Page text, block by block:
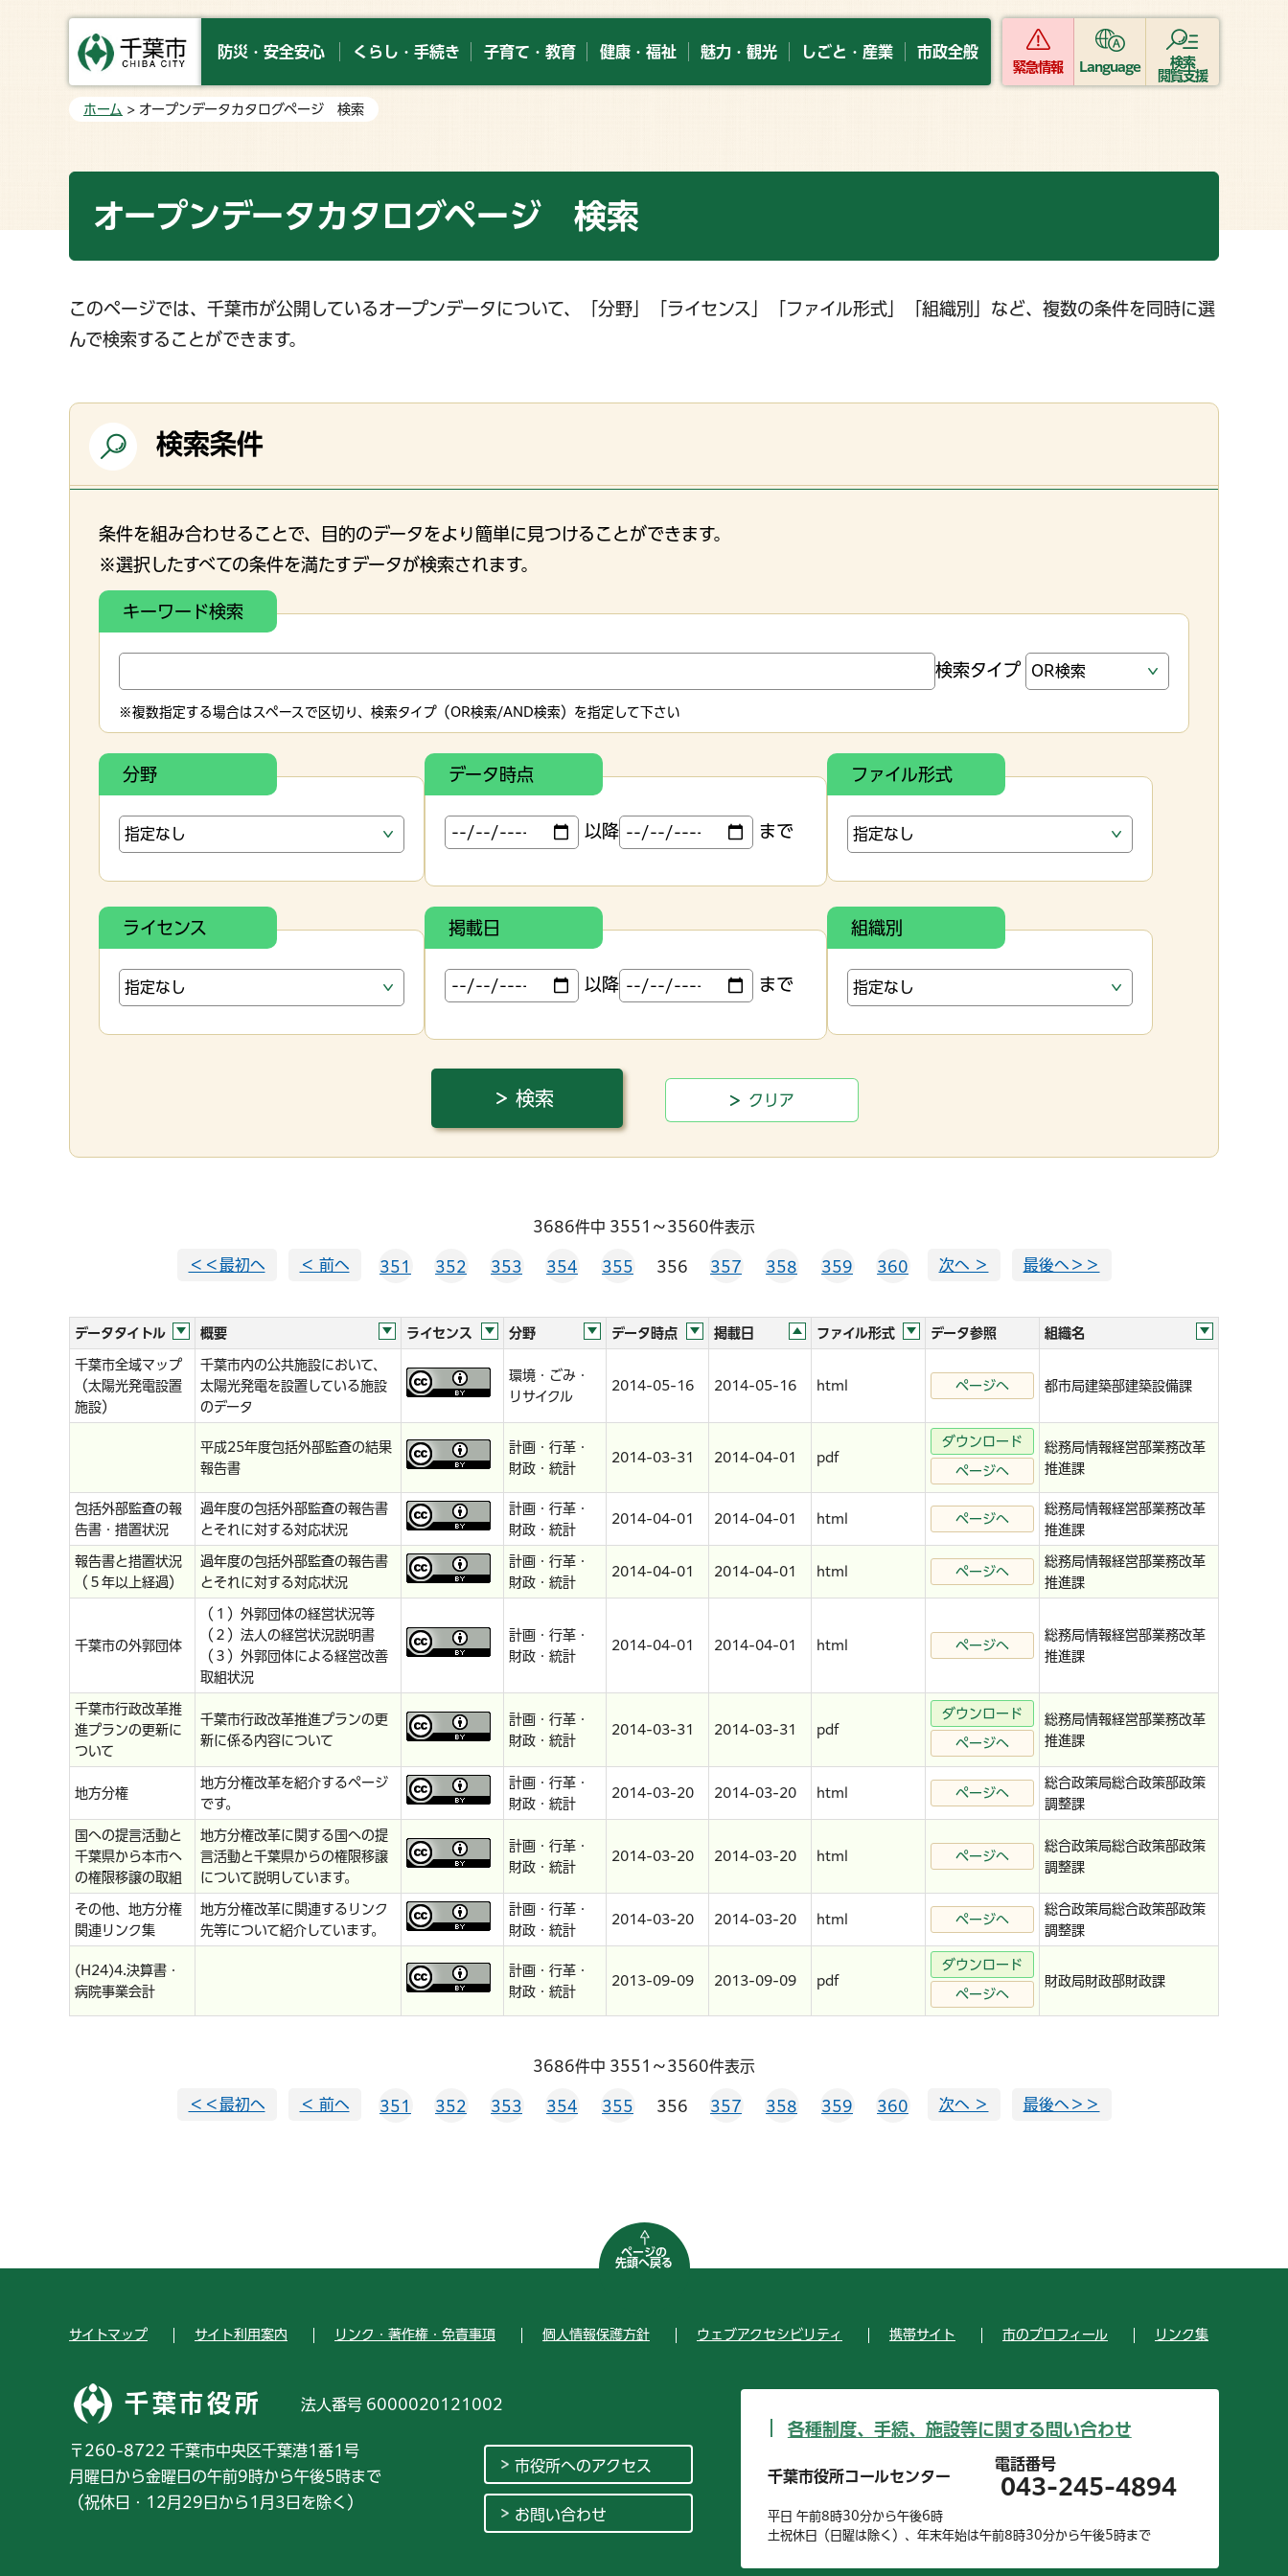
防災・安全安心 くらし・手続き 子育て・教育 健康・福祉 魅力・観光 しごと・産業 市政全般
緊急情報 Language
検索
閲覧支援
ホーム > オープンデータカタログページ 検索
オープンデータカタログページ 検索
このページでは、千葉市が公開しているオープンデータについて、「分野」「ライセンス」「ファイル形式」「組織別」など、複数の条件を同時に選
んで検索することができます。
検索条件
条件を組み合わせることで、目的のデータをより簡単に見つけることができます。
※選択したすべての条件を満たすデータが検索されます。
キーワード検索
検索タイプ
※複数指定する場合はスペースで区切り、検索タイプ（OR検索/AND検索）を指定して下さい
分野 データ時点
以降 まで
ファイル形式
ライセンス 掲載日
以降 まで
組織別
3686件中 3551～3560件表示
＜＜最初へ ＜ 前へ 351 352 353 354 355 356 357 358 359 360 次へ ＞ 最後へ＞＞
データタイトル 概要 ライセンス 分野 データ時点 掲載日 ファイル形式 データ参照 組織名
千葉市全域マップ
（太陽光発電設置
施設）
千葉市内の公共施設において、
太陽光発電を設置している施設
のデータ
環境・ごみ・
リサイクル
2014-05-16 2014-05-16 html ページへ 都市局建築部建築設備課
平成25年度包括外部監査の結果
報告書
計画・行革・
財政・統計
2014-03-31 2014-04-01 pdf
ダウンロード
ページへ
総務局情報経営部業務改革
推進課
包括外部監査の報
告書・措置状況
過年度の包括外部監査の報告書
とそれに対する対応状況
計画・行革・
財政・統計
2014-04-01 2014-04-01 html ページへ
総務局情報経営部業務改革
推進課
報告書と措置状況
（５年以上経過）
過年度の包括外部監査の報告書
とそれに対する対応状況
計画・行革・
財政・統計
2014-04-01 2014-04-01 html ページへ
総務局情報経営部業務改革
推進課
千葉市の外郭団体
（１）外郭団体の経営状況等
（２）法人の経営状況説明書
（３）外郭団体による経営改善
取組状況
計画・行革・
財政・統計
2014-04-01 2014-04-01 html ページへ
総務局情報経営部業務改革
推進課
千葉市行政改革推
進プランの更新に
ついて
千葉市行政改革推進プランの更
新に係る内容について
計画・行革・
財政・統計
2014-03-31 2014-03-31 pdf
ダウンロード
ページへ
総務局情報経営部業務改革
推進課
地方分権
地方分権改革を紹介するページ
です。
計画・行革・
財政・統計
2014-03-20 2014-03-20 html ページへ
総合政策局総合政策部政策
調整課
国への提言活動と
千葉県から本市へ
の権限移譲の取組
地方分権改革に関する国への提
言活動と千葉県からの権限移譲
について説明しています。
計画・行革・
財政・統計
2014-03-20 2014-03-20 html ページへ
総合政策局総合政策部政策
調整課
その他、地方分権
関連リンク集
地方分権改革に関連するリンク
先等について紹介しています。
計画・行革・
財政・統計
2014-03-20 2014-03-20 html ページへ
総合政策局総合政策部政策
調整課
(H24)4.決算書・
病院事業会計
計画・行革・
財政・統計
2013-09-09 2013-09-09 pdf
ダウンロード
ページへ
財政局財政部財政課
3686件中 3551～3560件表示
＜＜最初へ ＜ 前へ 351 352 353 354 355 356 357 358 359 360 次へ ＞ 最後へ＞＞
ページの
先頭へ戻る
サイトマップ サイト利用案内 リンク・著作権・免責事項 個人情報保護方針 ウェブアクセシビリティ 携帯サイト 市のプロフィール リンク集
千葉市役所 法人番号 6000020121002
〒260-8722 千葉市中央区千葉港1番1号
月曜日から金曜日の午前9時から午後5時まで
（祝休日・12月29日から1月3日を除く）
市役所へのアクセス
お問い合わせ
各種制度、手続、施設等に関する問い合わせ
千葉市役所コールセンター
電話番号
043-245-4894
平日 午前8時30分から午後6時
土祝休日（日曜は除く）、年末年始は午前8時30分から午後5時まで